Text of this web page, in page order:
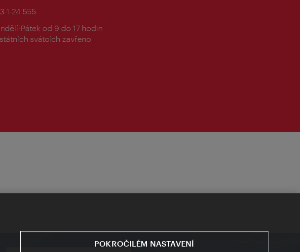
1-24 555
Pátek od 9 do 17 hodin
svátcích zavřeno
POKROČILÉM NASTAVENÍ